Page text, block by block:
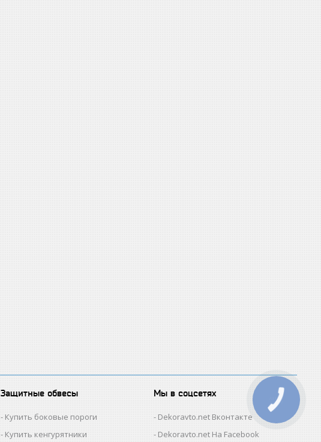
Защитные обвесы
Купить боковые пороги
Купить кенгурятники
Мы в соцсетях
Dekoravto.net Вконтакте
Dekoravto.net На Facebook